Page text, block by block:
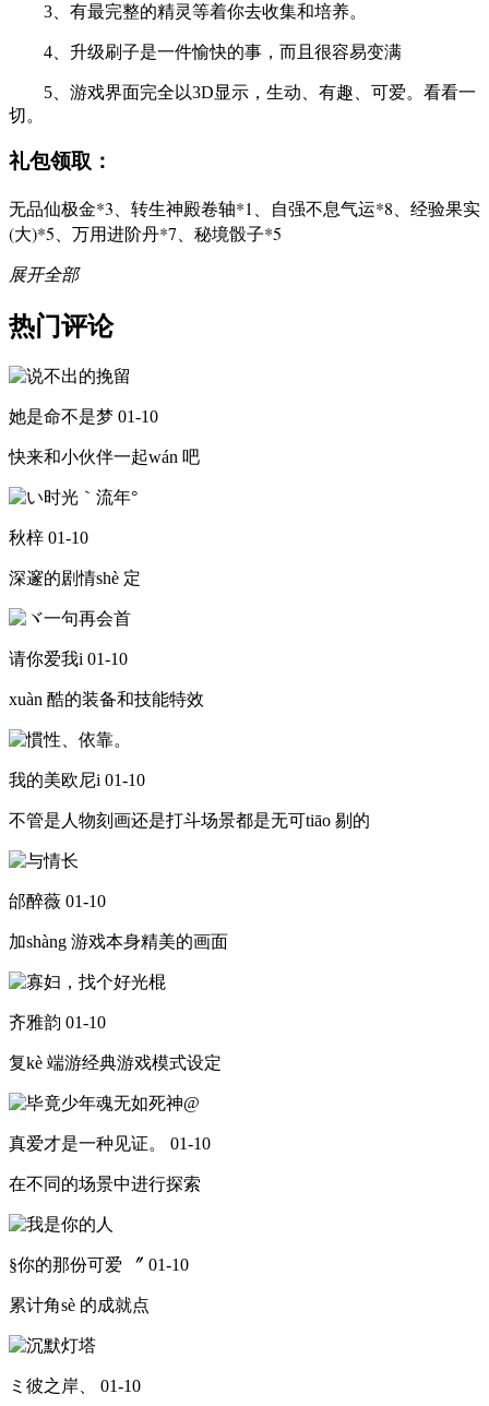
3、有最完整的精灵等着你去收集和培养。
4、升级刷子是一件愉快的事，而且很容易变满
5、游戏界面完全以3D显示，生动、有趣、可爱。看看一
切。
礼包领取：
无品仙极金*3、转生神殿卷轴*1、自强不息气运*8、经验果实
(大)*5、万用进阶丹*7、秘境骰子*5
展开全部
热门评论
她是命不是梦 01-10
快来和小伙伴一起wán 吧
秋梓 01-10
深邃的剧情shè 定
请你爱我i 01-10
xuàn 酷的装备和技能特效
我的美欧尼i 01-10
不管是人物刻画还是打斗场景都是无可tiāo 剔的
邰醉薇 01-10
加shàng 游戏本身精美的画面
齐雅韵 01-10
复kè 端游经典游戏模式设定
真爱才是一种见证。 01-10
在不同的场景中进行探索
§你的那份可爱 〞 01-10
累计角sè 的成就点
ミ彼之岸、 01-10